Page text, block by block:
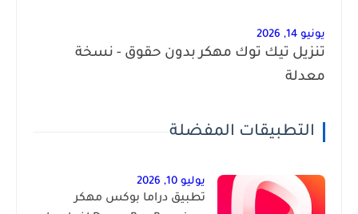
يونيو 14, 2026
تنزيل تيك توك مهكر بدون حقوق - نسخة
معدلة
التطبيقات المفضلة
يوليو 10, 2026
تطبيق دراما بوكس مهكر